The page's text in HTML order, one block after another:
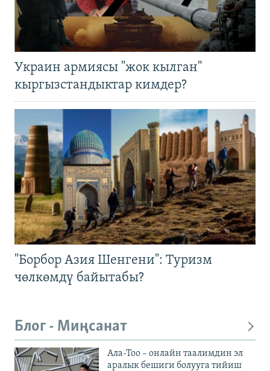
Украин армиясы "жок кылган"
кыргызстандыктар кимдер?
"Борбор Азия Шенгени": Туризм
чөлкөмдү байытабы?
Блог - Миңсанат
Ала-Тоо – онлайн таалимдин эл
аралык бешиги болууга тийиш